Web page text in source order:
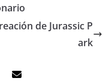
de Jurassic P
ark